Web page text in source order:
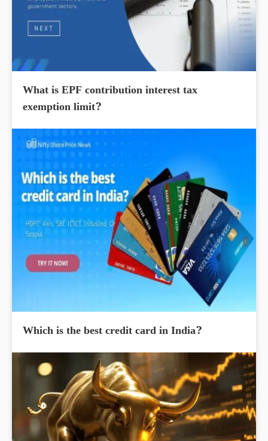
What is EPF contribution interest tax
exemption limit?
Which is the best credit card in India?